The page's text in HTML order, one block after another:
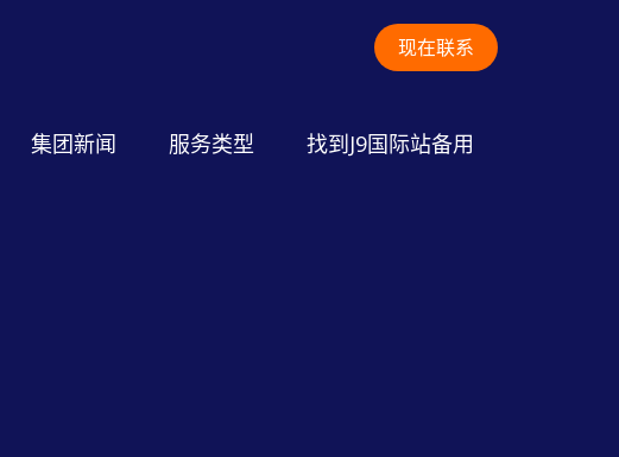
现在联系
集团新闻 服务类型 找到J9国际站备用